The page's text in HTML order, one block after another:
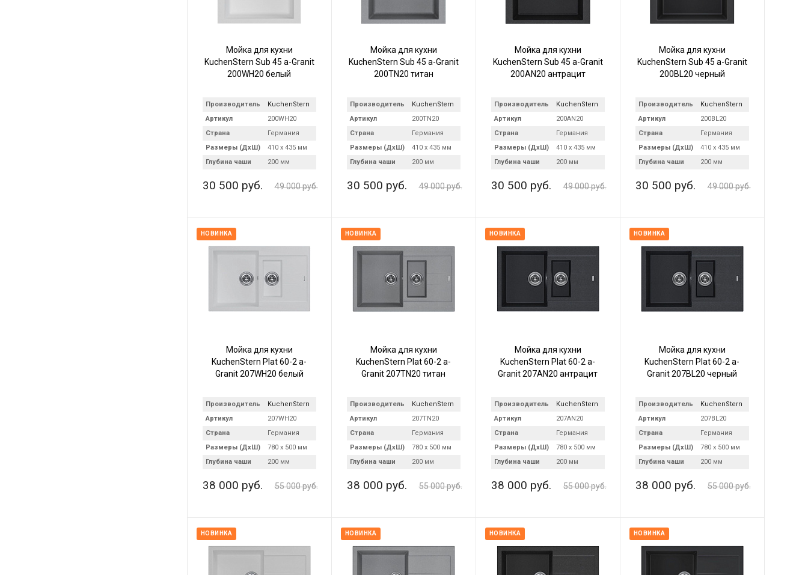
Мойка для кухни
KuchenStern Sub 45 a-Granit
200WH20 белый
Производитель
KuchenStern
Артикул
200WH20
Страна
Германия
Размеры (ДхШ)
410 х 435 мм
Глубина чаши
200 мм
30 500 руб. 49 000 руб.
Мойка для кухни
KuchenStern Sub 45 a-Granit
200TN20 титан
Производитель
KuchenStern
Артикул
200TN20
Страна
Германия
Размеры (ДхШ)
410 х 435 мм
Глубина чаши
200 мм
30 500 руб. 49 000 руб.
Мойка для кухни
KuchenStern Sub 45 a-Granit
200AN20 антрацит
Производитель
KuchenStern
Артикул
200AN20
Страна
Германия
Размеры (ДхШ)
410 х 435 мм
Глубина чаши
200 мм
30 500 руб. 49 000 руб.
Мойка для кухни
KuchenStern Sub 45 a-Granit
200BL20 черный
Производитель
KuchenStern
Артикул
200BL20
Страна
Германия
Размеры (ДхШ)
410 х 435 мм
Глубина чаши
200 мм
30 500 руб. 49 000 руб.
НОВИНКА
Мойка для кухни
KuchenStern Plat 60-2 a-
Granit 207WH20 белый
Производитель
KuchenStern
Артикул
207WH20
Страна
Германия
Размеры (ДхШ)
780 х 500 мм
Глубина чаши
200 мм
38 000 руб. 55 000 руб.
НОВИНКА
Мойка для кухни
KuchenStern Plat 60-2 a-
Granit 207TN20 титан
Производитель
KuchenStern
Артикул
207TN20
Страна
Германия
Размеры (ДхШ)
780 х 500 мм
Глубина чаши
200 мм
38 000 руб. 55 000 руб.
НОВИНКА
Мойка для кухни
KuchenStern Plat 60-2 a-
Granit 207AN20 антрацит
Производитель
KuchenStern
Артикул
207AN20
Страна
Германия
Размеры (ДхШ)
780 х 500 мм
Глубина чаши
200 мм
38 000 руб. 55 000 руб.
НОВИНКА
Мойка для кухни
KuchenStern Plat 60-2 a-
Granit 207BL20 черный
Производитель
KuchenStern
Артикул
207BL20
Страна
Германия
Размеры (ДхШ)
780 х 500 мм
Глубина чаши
200 мм
38 000 руб. 55 000 руб.
НОВИНКА НОВИНКА НОВИНКА НОВИНКА